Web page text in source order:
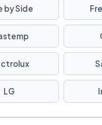
by Side
LG